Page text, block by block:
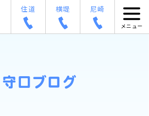
住道 横堤 尼崎
守口ブログ